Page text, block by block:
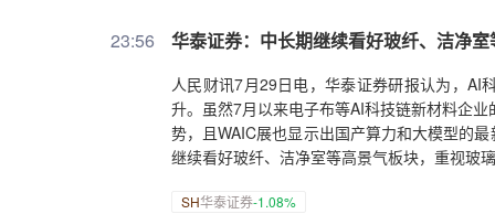
23:56 华泰证券：中长期继续看好玻纤、洁净
人民财讯7月29日电，华泰证券研报认为，AI
升。虽然7月以来电子布等AI科技链新材料企
势，且WAIC展也显示出国产算力和大模型的
继续看好玻纤、洁净室等高景气板块，重视玻
SH华泰证券-1.08%